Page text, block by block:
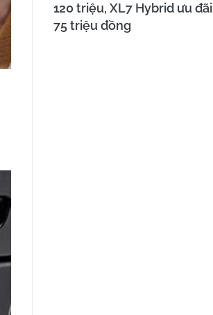
120 triệu, XL7 Hybrid ưu đãi
75 triệu đồng